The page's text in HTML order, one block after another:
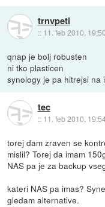
trnvpeti
:: 11. feb 2010, 19:50
qnap je bolj robusten
ni tko plasticen
synology je pa hitrejsi na
tec
:: 11. feb 2010,
torej dam zraven se
mislil? Torej da imam
NAS pa je za backup
kateri NAS pa imas?
gledam alternative.